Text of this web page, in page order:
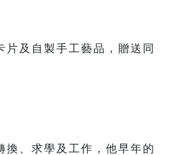
及自製手工藝品，贈送同
、求學及工作，他早年的